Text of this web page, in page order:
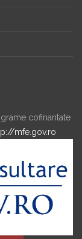
cofinantate
mfe.gov.ro